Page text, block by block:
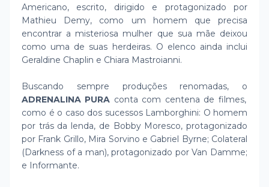
Americano, escrito, dirigido e protagonizado por
Mathieu Demy, como um homem que precisa
encontrar a misteriosa mulher que sua mãe deixou
como uma de suas herdeiras. O elenco ainda inclui
Geraldine Chaplin e Chiara Mastroianni.
Buscando sempre produções renomadas, o
ADRENALINA PURA conta com centena de filmes,
como é o caso dos sucessos Lamborghini: O homem
por trás da lenda, de Bobby Moresco, protagonizado
por Frank Grillo, Mira Sorvino e Gabriel Byrne; Colateral
(Darkness of a man), protagonizado por Van Damme;
e Informante.